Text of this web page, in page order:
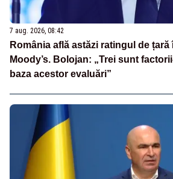
7 aug. 2026, 08:42
România află astăzi ratingul de
Moody’s. Bolojan: „Trei sunt
baza acestor evaluări”